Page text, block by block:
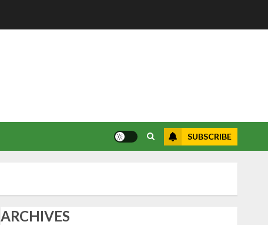
SUBSCRIBE
ARCHIVES